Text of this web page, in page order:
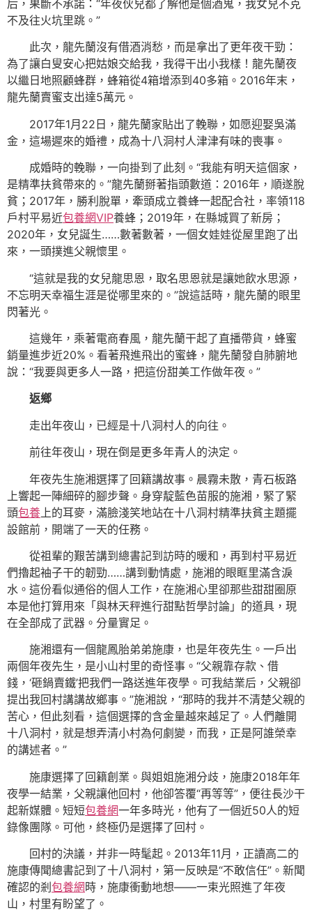
后，果斷不承諾：“年夜伙兒都了解他是個酒鬼，我女兒不克
不及往火坑里跳。”
此次，龍先蘭沒有借酒消愁，而是拿出了更年夜干勁：
為了讓白叟安心把姑娘交給我，我得干出小我樣！龍先蘭夜
以繼日地照顧蜂群，蜂箱從4箱增添到40多箱。2016年末，
龍先蘭賣蜜支出達5萬元。
2017年1月22日，龍先蘭家貼出了輓聯，如愿迎娶吳滿
金，這場遲來的婚禮，成為十八洞村人津津有味的喪事。
成婚時的輓聯，一向掛到了此刻。“我能有明天這個家，
是精準扶貧帶來的。”龍先蘭掰著指頭數道：2016年，順遂脫
貧；2017年，勝利脫單，牽頭成立養蜂一起配合社，率領118
戶村平易近包養網VIP養蜂；2019年，在縣城買了新房；
2020年，女兒誕生……數著數著，一個女娃娃從屋里跑了出
來，一頭撲進父親懷里。
“這就是我的女兒龍思恩，取名思恩就是讓她飲水思源，
不忘明天幸福生涯是從哪里來的。”說這話時，龍先蘭的眼里
閃著光。
這幾年，乘著電商春風，龍先蘭干起了直播帶貨，蜂蜜
銷量進步近20%。看著飛進飛出的蜜蜂，龍先蘭發自肺腑地
說：“我要與更多人一路，把這份甜美工作做年夜。”
返鄉
走出年夜山，已經是十八洞村人的向往。
前往年夜山，現在倒是更多年青人的決定。
年夜先生施湘選擇了回籍講故事。晨霧未散，青石板路
上響起一陣細碎的腳步聲。身穿靛藍色苗服的施湘，緊了緊
頭包養 上的耳麥，滿臉淺笑地站在十八洞村精準扶貧主題擺
設館前，開端了一天的任務。
從祖輩的艱苦講到總書記到訪時的暖和，再到村平易近
們擼起袖子干的韌勁……講到動情處，施湘的眼眶里滿含淚
水。這份看似通俗的個人工作，在施湘心里卻那些甜甜圈原
本是他打算用來「與林天秤進行甜點哲學討論」的道具，現
在全部成了武器。分量實足。
施湘還有一個龍鳳胎弟弟施康，也是年夜先生。一戶出
兩個年夜先生，是小山村里的奇怪事。“父親靠存款、借
錢，‘砸鍋賣鐵’把我們一路送進年夜學。可我結業后，父親卻
提出我回村講講故鄉事。”施湘說，“那時的我并不清楚父親的
苦心，但此刻看，這個選擇的含金量越來越足了。人們離開
十八洞村，就是想弄清小村為何劇變，而我，正是阿誰榮幸
的講述者。”
施康選擇了回籍創業。與姐姐施湘分歧，施康2018年年
夜學一結業，父親讓他回村，他卻答覆“再等等”，便往長沙干
起新媒體。短短包養網一年多時光，他有了一個近50人的短
錄像團隊。可他，終極仍是選擇了回村。
回村的決議，并非一時髦起。2013年11月，正讀高二的
施康傳聞總書記到了十八洞村，第一反映是“不敢信任”。新聞
確認的剎 包養網 時，施康衝動地想——一束光照進了年夜
山，村里有盼望了。